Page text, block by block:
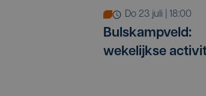
do 23 juli | 18:00
Bulskampveld:
wekelijkse